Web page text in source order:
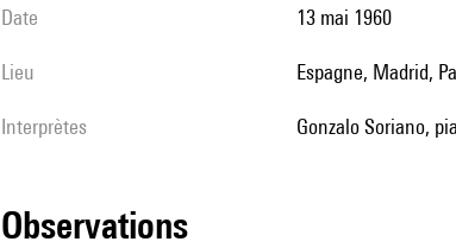
date 13 mai 1960
lieu Espagne, Madrid,
interprètes Gonzalo Soriano,
observations